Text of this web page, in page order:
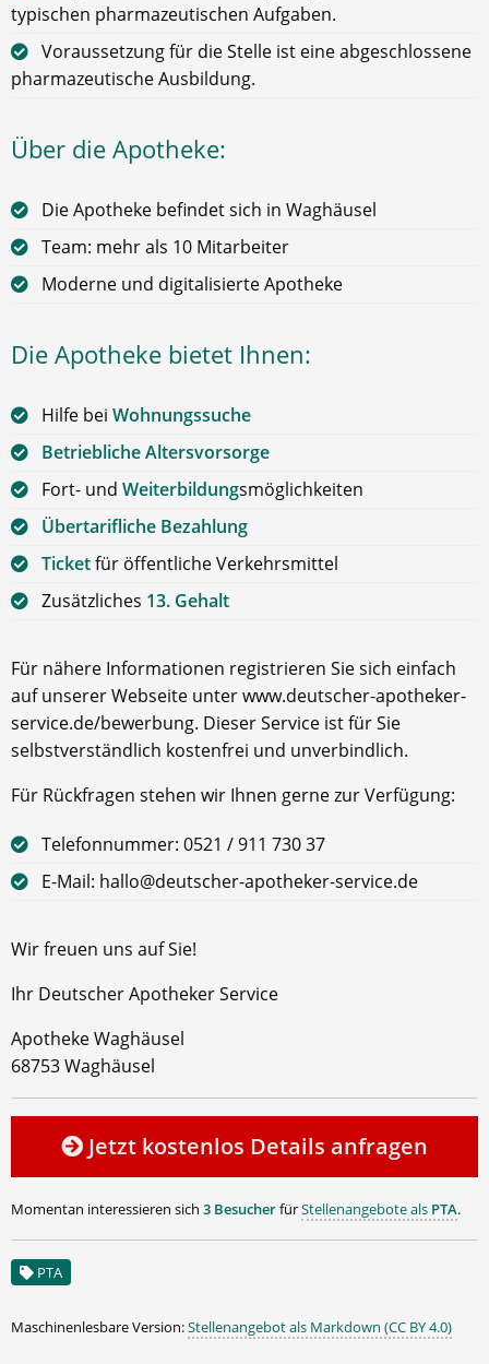
typischen pharmazeutischen Aufgaben.
Voraussetzung für die Stelle ist eine abgeschlossene
pharmazeutische Ausbildung.
Über die Apotheke:
Die Apotheke befindet sich in Waghäusel
Team: mehr als 10 Mitarbeiter
Moderne und digitalisierte Apotheke
Die Apotheke bietet Ihnen:
Hilfe bei Wohnungssuche
Betriebliche Altersvorsorge
Fort- und Weiterbildungsmöglichkeiten
Übertarifliche Bezahlung
Ticketfür öffentliche Verkehrsmittel
Zusätzliches 13. Gehalt
Für nähere Informationen registrieren Sie sich einfach
auf unserer Webseite unter www.deutscher-apotheker-
service.de/bewerbung. Dieser Service ist für Sie
selbstverständlich kostenfrei und unverbindlich.
Für Rückfragen stehen wir Ihnen gerne zur Verfügung:
Telefonnummer: 0521 / 911 730 37
E-Mail: hallo@deutscher-apotheker-service.de
Wir freuen uns auf Sie!
Ihr Deutscher Apotheker Service
Apotheke Waghäusel
68753 Waghäusel
Jetzt kostenlos Details anfragen
Momentan interessieren sich 3 BesucherfürStellenangebote als PTA.
PTA
Maschinenlesbare Version:Stellenangebot als Markdown (CC BY 4.0)